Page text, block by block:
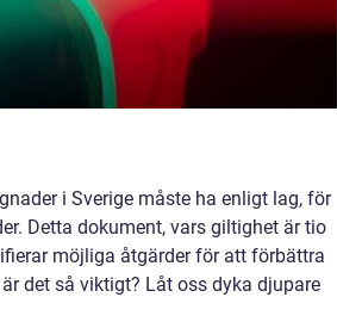
i Sverige måste ha enligt lag, för
Detta dokument, vars giltighet är tio
möjliga åtgärder för att förbättra
det så viktigt? Låt oss dyka djupare